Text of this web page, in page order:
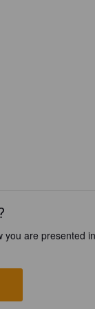
are presented